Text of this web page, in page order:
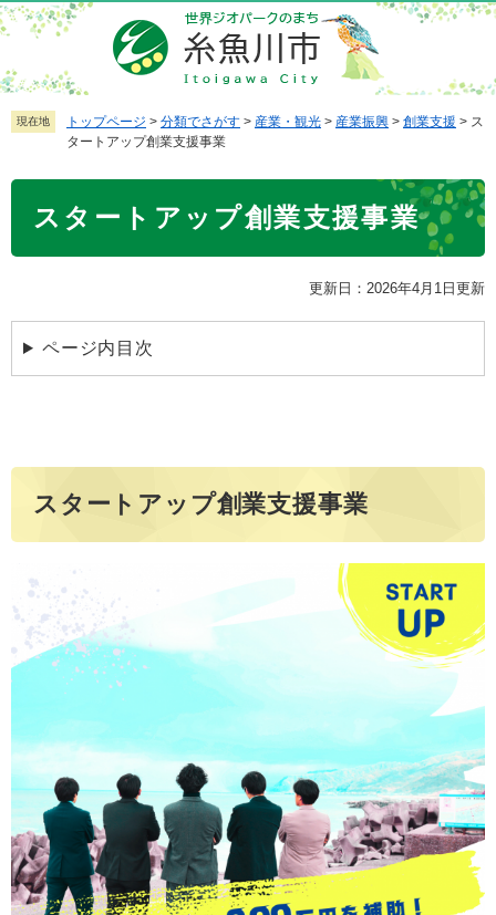
ペ
ー
ジ
の
先
メ
ニ
ュ
ー
を
本
現在地 トップページ > 分類でさがす > 産業・観光 > 産業振興 > 創業支援 > ス
タートアップ創業支援事業
スタートアップ創業支援事業
更新日：2026年4月1日更新
ページ内目次
スタートアップ創業支援事業